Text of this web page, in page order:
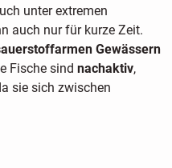
unter extremen
auch nur für kurze Zeit.
Gewässern
Fische sind nachaktiv,
sie sich zwischen